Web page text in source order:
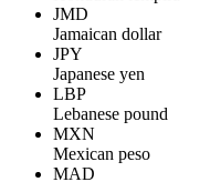
JMD
Jamaican dollar
JPY
Japanese yen
LBP
Lebanese pound
MXN
Mexican peso
MAD